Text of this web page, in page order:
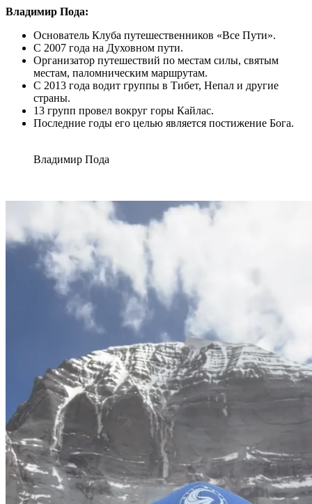
Владимир Пода:
Основатель Клуба путешественников «Все Пути».
С 2007 года на Духовном пути.
Организатор путешествий по местам силы, святым
местам, паломническим маршрутам.
С 2013 года водит группы в Тибет, Непал и другие
страны.
13 групп провел вокруг горы Кайлас.
Последние годы его целью является постижение Бога.
Владимир Пода